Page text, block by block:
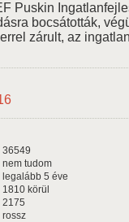
Puskin
bocsátották,
zárult, az
36549
nem tudom
legalább 5 éve
1810 körül
2175
rossz